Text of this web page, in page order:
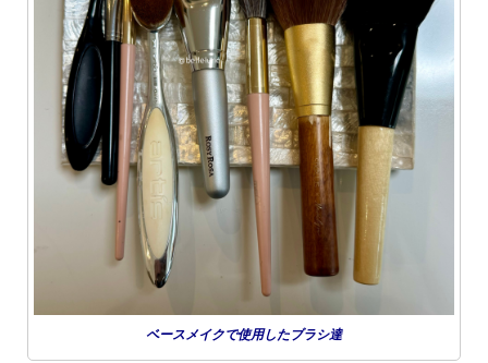
ベースメイクで使用したブラシ達